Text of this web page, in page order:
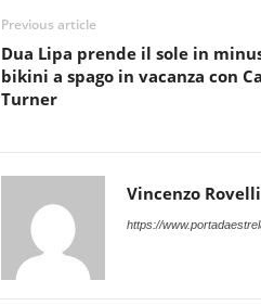
Previous article
Dua Lipa prende il sole in
bikini a spago in vacanza con
Turner
Vincenzo Rovelli
https://